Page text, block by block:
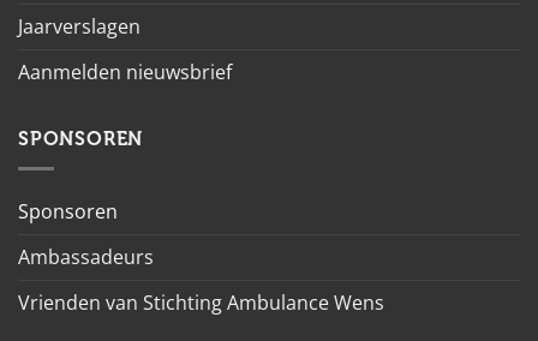
Jaarverslagen
Aanmelden nieuwsbrief
SPONSOREN
Sponsoren
Ambassadeurs
Vrienden van Stichting Ambulance Wens